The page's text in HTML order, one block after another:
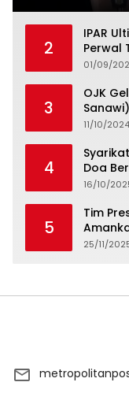
2
IPAR
Perwal
5 Hari
01/09/
3
OJK
11/10/2024
4
Doa
16/10/
5
Tim
25/11/